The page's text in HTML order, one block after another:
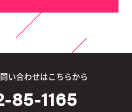
い合わせはこちらから
85-1165